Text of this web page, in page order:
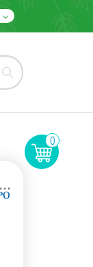
0